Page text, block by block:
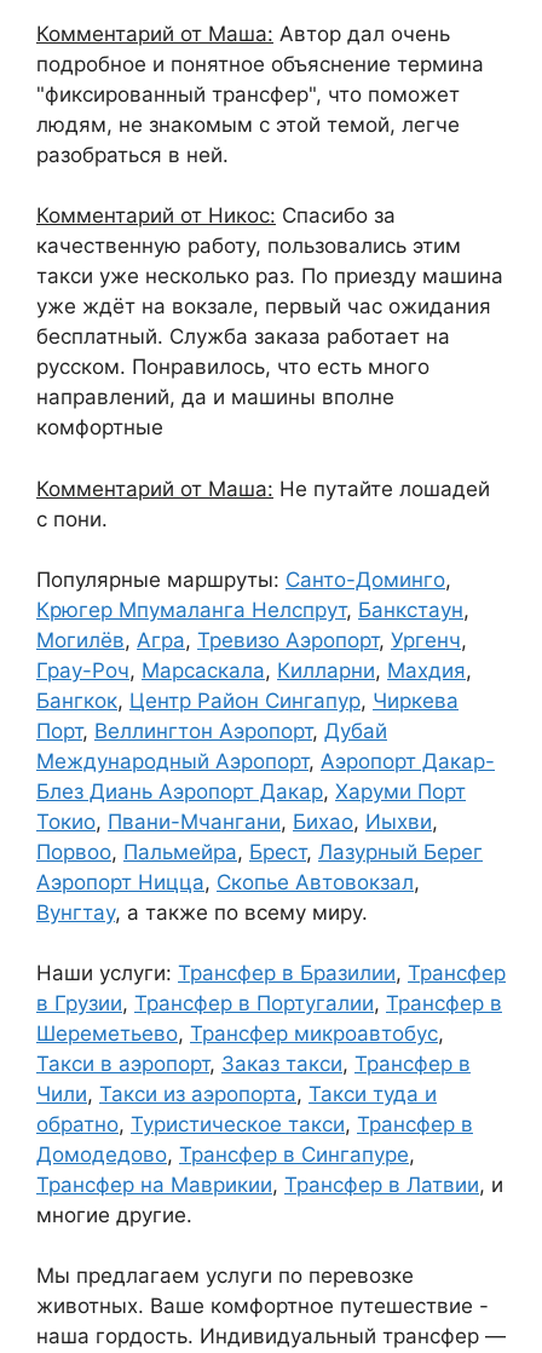
Комментарий от Маша: Автор дал очень
подробное и понятное объяснение термина
"фиксированный трансфер", что поможет
людям, не знакомым с этой темой, легче
разобраться в ней.
Комментарий от Никос: Спасибо за
качественную работу, пользовались этим
такси уже несколько раз. По приезду машина
уже ждёт на вокзале, первый час ожидания
бесплатный. Служба заказа работает на
русском. Понравилось, что есть много
направлений, да и машины вполне
комфортные
Комментарий от Маша: Не путайте лошадей
с пони.
Популярные маршруты: Санто-Доминго,
Крюгер Мпумаланга Нелспрут, Банкстаун,
Могилёв, Агра, Тревизо Аэропорт, Ургенч,
Грау-Роч, Марсаскала, Килларни, Махдия,
Бангкок, Центр Район Сингапур, Чиркева
Порт, Веллингтон Аэропорт, Дубай
Международный Аэропорт, Аэропорт Дакар-
Блез Диань Аэропорт Дакар, Харуми Порт
Токио, Пвани-Мчангани, Бихао, Иыхви,
Порвоо, Пальмейра, Брест, Лазурный Берег
Аэропорт Ницца, Скопье Автовокзал,
Вунгтау, а также по всему миру.
Наши услуги: Трансфер в Бразилии, Трансфер
в Грузии, Трансфер в Португалии, Трансфер в
Шереметьево, Трансфер микроавтобус,
Такси в аэропорт, Заказ такси, Трансфер в
Чили, Такси из аэропорта, Такси туда и
обратно, Туристическое такси, Трансфер в
Домодедово, Трансфер в Сингапуре,
Трансфер на Маврикии, Трансфер в Латвии, и
многие другие.
Мы предлагаем услуги по перевозке
животных. Ваше комфортное путешествие -
наша гордость. Индивидуальный трансфер —